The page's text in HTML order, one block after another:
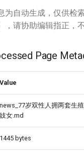
为自动生成，仅供检
，请协助编辑指正，不
Page
Value
news_77岁双性人拥两套生
妓女.md
1445 bytes